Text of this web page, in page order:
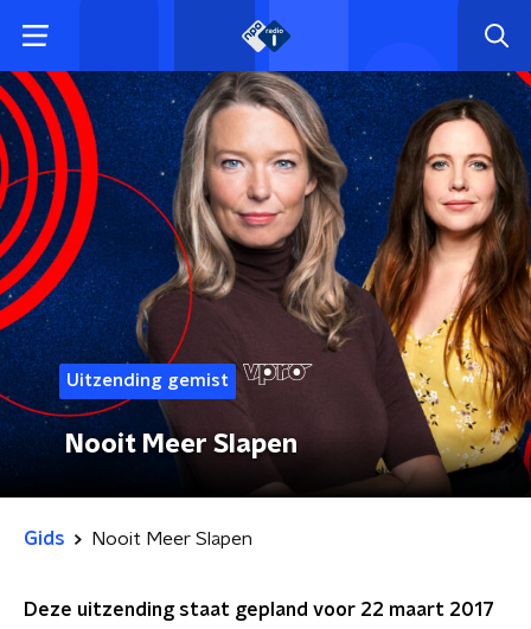
Uitzending gemist
Nooit Meer Slapen
Gids Nooit Meer Slapen
Deze uitzending staat gepland voor 22 maart 2017